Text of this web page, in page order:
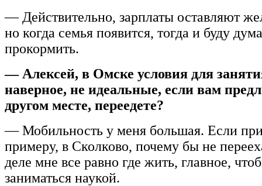
— Действительно, зарплаты оставляют
но когда семья появится, тогда и буду
прокормить.
— Алексей, в Омске условия для
наверное, не идеальные, если вам
другом месте, переедете?
— Мобильность у меня большая. Если
примеру, в Сколково, почему бы не
деле мне все равно где жить, главное,
заниматься наукой.